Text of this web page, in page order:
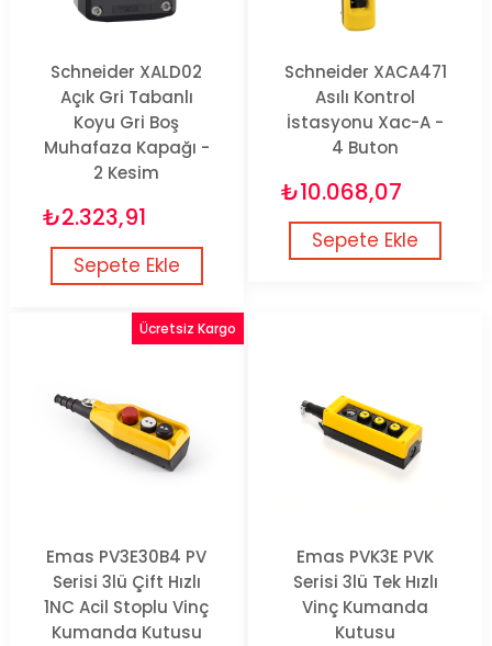
Schneider XALD02
Açık Gri Tabanlı
Koyu Gri Boş
Muhafaza Kapağı -
2 Kesim
₺2.323,91
Sepete Ekle
Schneider XACA471
Asılı Kontrol
İstasyonu Xac-A -
4 Buton
₺10.068,07
Sepete Ekle
Emas PV3E30B4 PV
Serisi 3lü Çift Hızlı
1NC Acil Stoplu Vinç
Kumanda Kutusu
Ücretsiz Kargo
Emas PVK3E PVK
Serisi 3lü Tek Hızlı
Vinç Kumanda
Kutusu